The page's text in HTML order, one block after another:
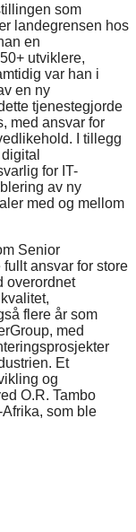
som
landegrensen hos
en
utviklere,
var han i
en ny
tjenestegjorde
med ansvar for
I tillegg
for IT-
av ny
med og mellom
Senior
ansvar for store
overordnet
flere år som
med
Et
og
O.R. Tambo
som ble